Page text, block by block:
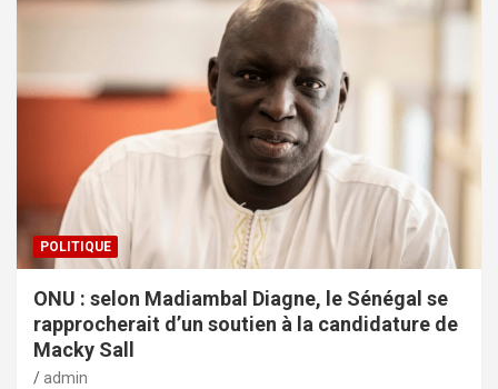
POLITIQUE
ONU : selon Madiambal Diagne, le Sénégal se
rapprocherait d’un soutien à la candidature de
Macky Sall
admin